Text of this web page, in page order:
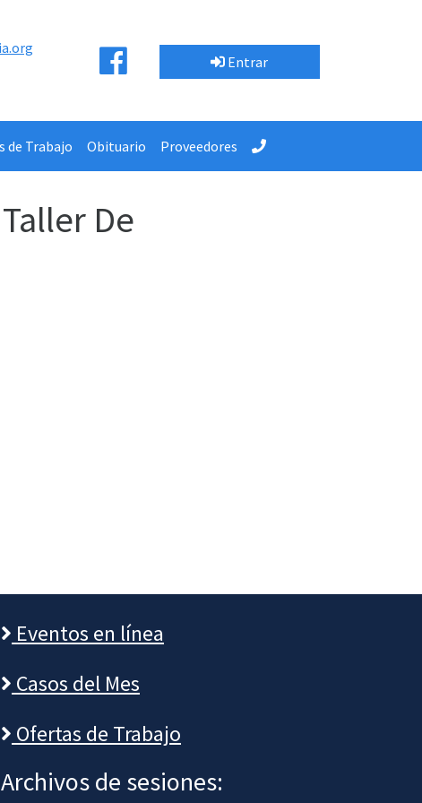
Entrar
de Trabajo Obituario Proveedores
De
Eventos en línea
Casos del Mes
Ofertas de Trabajo
Archivos de sesiones: